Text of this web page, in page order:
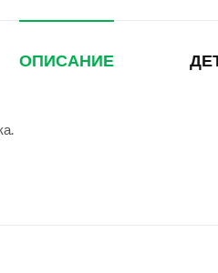
ОПИСАНИЕ